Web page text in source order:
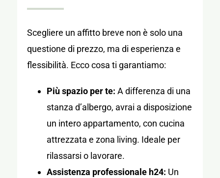
Scegliere un affitto breve non è solo una
questione di prezzo, ma di esperienza e
flessibilità. Ecco cosa ti garantiamo:
Più spazio per te: A differenza di una
stanza d’albergo, avrai a disposizione
un intero appartamento, con cucina
attrezzata e zona living. Ideale per
rilassarsi o lavorare.
Assistenza professionale h24: Un